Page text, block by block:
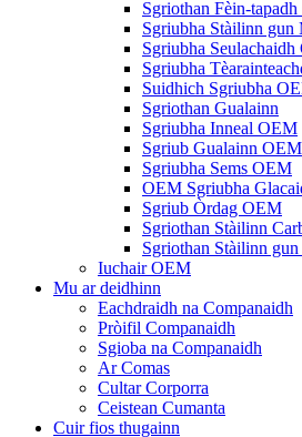
Sgriothan Fèin-
Sgriubha Stàilinn gun
Sgriubha
Sgriubha
Suidhich Sgriubha
Sgriothan Gualainn
Sgriubha Inneal OEM
Sgriub Gualainn OEM
Sgriubha Sems OEM
OEM Sgriubha
Sgriub Òrdag OEM
Sgriothan Stàilinn
Sgriothan Stàilinn
Iuchair OEM
Mu ar deidhinn
Eachdraidh na Companaidh
Pròifil Companaidh
Sgioba na Companaidh
Ar Comas
Cultar Corporra
Ceistean Cumanta
Cuir fios thugainn